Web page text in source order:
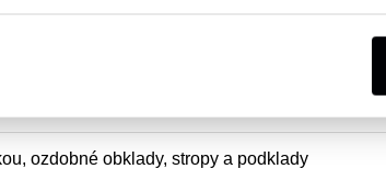
16, vrátane Bostitch, Senco, Porter Cable
ozdobné obklady, stropy a podklady